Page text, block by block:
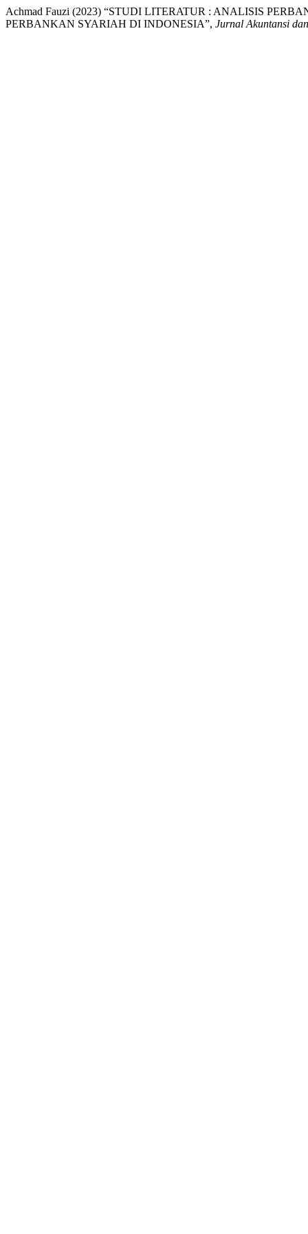
Achmad Fauzi (2023) “STUDI LITERATUR : ANALISIS
PERBANKAN SYARIAH DI INDONESIA”, Jurnal Akuntansi